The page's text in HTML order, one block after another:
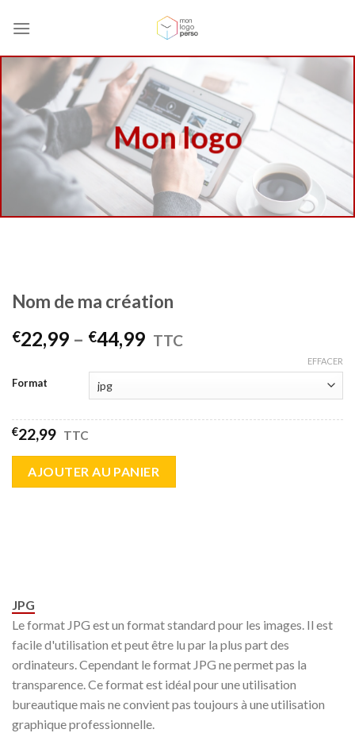
Mon logo
Nom de ma création
€22,99 – €44,99 TTC
Format
EFFACER
€22,99 TTC
AJOUTER AU PANIER
JPG
Le format JPG est un format standard pour les images. Il est
facile d'utilisation et peut être lu par la plus part des
ordinateurs. Cependant le format JPG ne permet pas la
transparence. Ce format est idéal pour une utilisation
bureautique mais ne convient pas toujours à une utilisation
graphique professionnelle.